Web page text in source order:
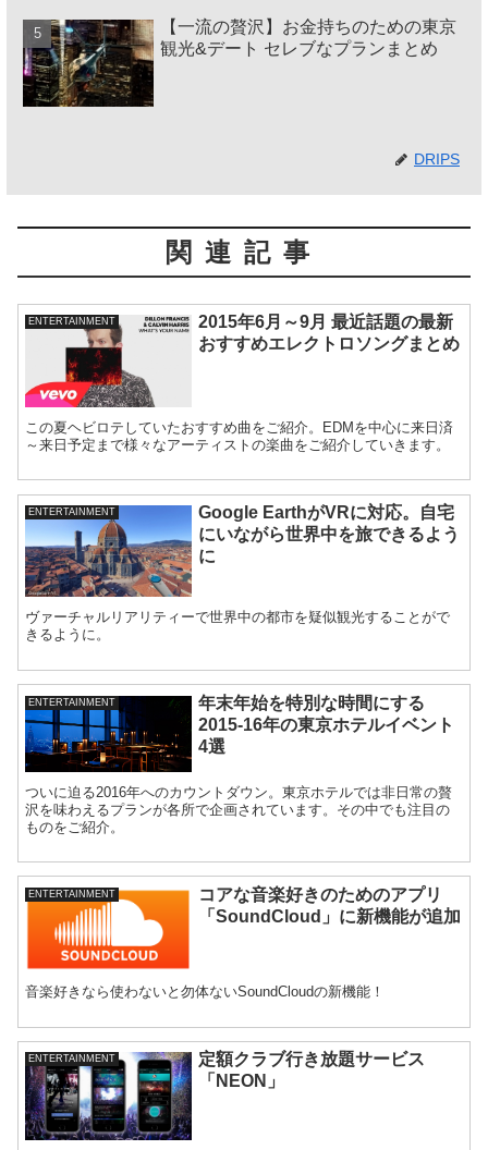
【一流の贅沢】お金持ちのための東京
観光&デート セレブなプランまとめ
DRIPS
関連記事
ENTERTAINMENT
2015年6月～9月 最近話題の最新
おすすめエレクトロソングまとめ
この夏ヘビロテしていたおすすめ曲をご紹介。EDMを中心に来日済
～来日予定まで様々なアーティストの楽曲をご紹介していきます。
ENTERTAINMENT
Google EarthがVRに対応。自宅
にいながら世界中を旅できるよう
に
ヴァーチャルリアリティーで世界中の都市を疑似観光することがで
きるように。
ENTERTAINMENT
年末年始を特別な時間にする
2015-16年の東京ホテルイベント
4選
ついに迫る2016年へのカウントダウン。東京ホテルでは非日常の贅
沢を味わえるプランが各所で企画されています。その中でも注目の
ものをご紹介。
ENTERTAINMENT
コアな音楽好きのためのアプリ
「SoundCloud」に新機能が追加
音楽好きなら使わないと勿体ないSoundCloudの新機能！
ENTERTAINMENT
定額クラブ行き放題サービス
「NEON」